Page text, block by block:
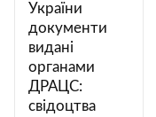
України
документи
видані
органами
ДРАЦС:
свідоцтва